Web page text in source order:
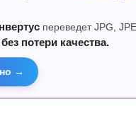
переведет JPG,
без потери качества.
→